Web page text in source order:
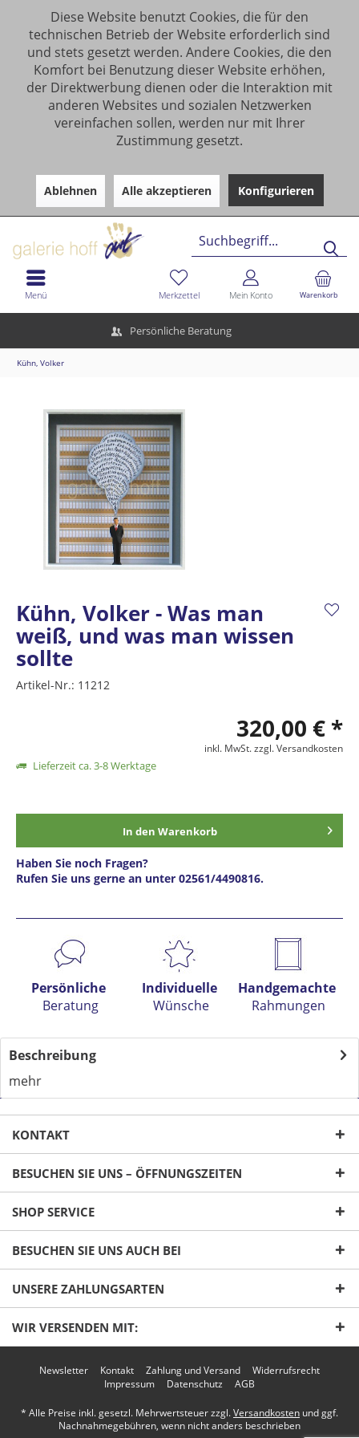
Diese Website benutzt Cookies, die für den
technischen Betrieb der Website erforderlich sind
und stets gesetzt werden. Andere Cookies, die den
Komfort bei Benutzung dieser Website erhöhen,
der Direktwerbung dienen oder die Interaktion mit
anderen Websites und sozialen Netzwerken
vereinfachen sollen, werden nur mit Ihrer
Zustimmung gesetzt.
Ablehnen Alle akzeptieren Konfigurieren
Persönliche Beratung
Warenkorb
Merkzettel Mein Konto
Menü
Kühn, Volker
Kühn, Volker - Was man
weiß, und was man wissen
sollte
Artikel-Nr.: 11212
320,00 € *
inkl. MwSt.zzgl. Versandkosten
Lieferzeit ca. 3-8 Werktage
In den Warenkorb
Haben Sie noch Fragen?
Rufen Sie uns gerne an unter 02561/4490816.
Preis anfragen
Ich habe dieDatenschutzerklärunggelesen,
verstanden und stimme zu. *
Senden
Persönliche
Beratung
Individuelle
Wünsche
Handgemachte
Rahmungen
Beschreibung
mehr
KONTAKT
BESUCHEN SIE UNS – ÖFFNUNGSZEITEN
SHOP SERVICE
BESUCHEN SIE UNS AUCH BEI
UNSERE ZAHLUNGSARTEN
WIR VERSENDEN MIT:
Newsletter Kontakt Zahlung und Versand
Widerrufsrecht
Impressum
Datenschutz AGB
* Alle Preise inkl. gesetzl. Mehrwertsteuer zzgl.Versandkosten und ggf.
Nachnahmegebühren, wenn nicht anders beschrieben